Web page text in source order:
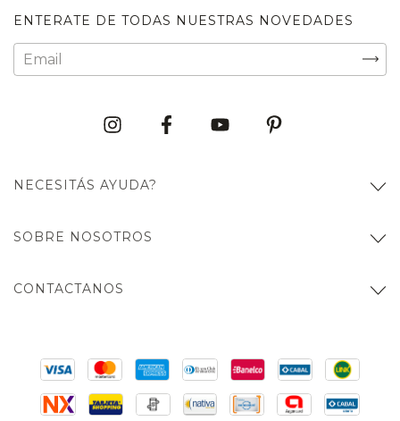
ENTERATE DE TODAS NUESTRAS NOVEDADES
NECESITÁS AYUDA?
SOBRE NOSOTROS
CONTACTANOS